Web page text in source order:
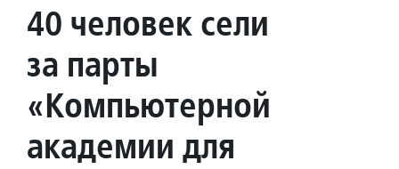
40 человек сели
за парты
«Компьютерной
академии для